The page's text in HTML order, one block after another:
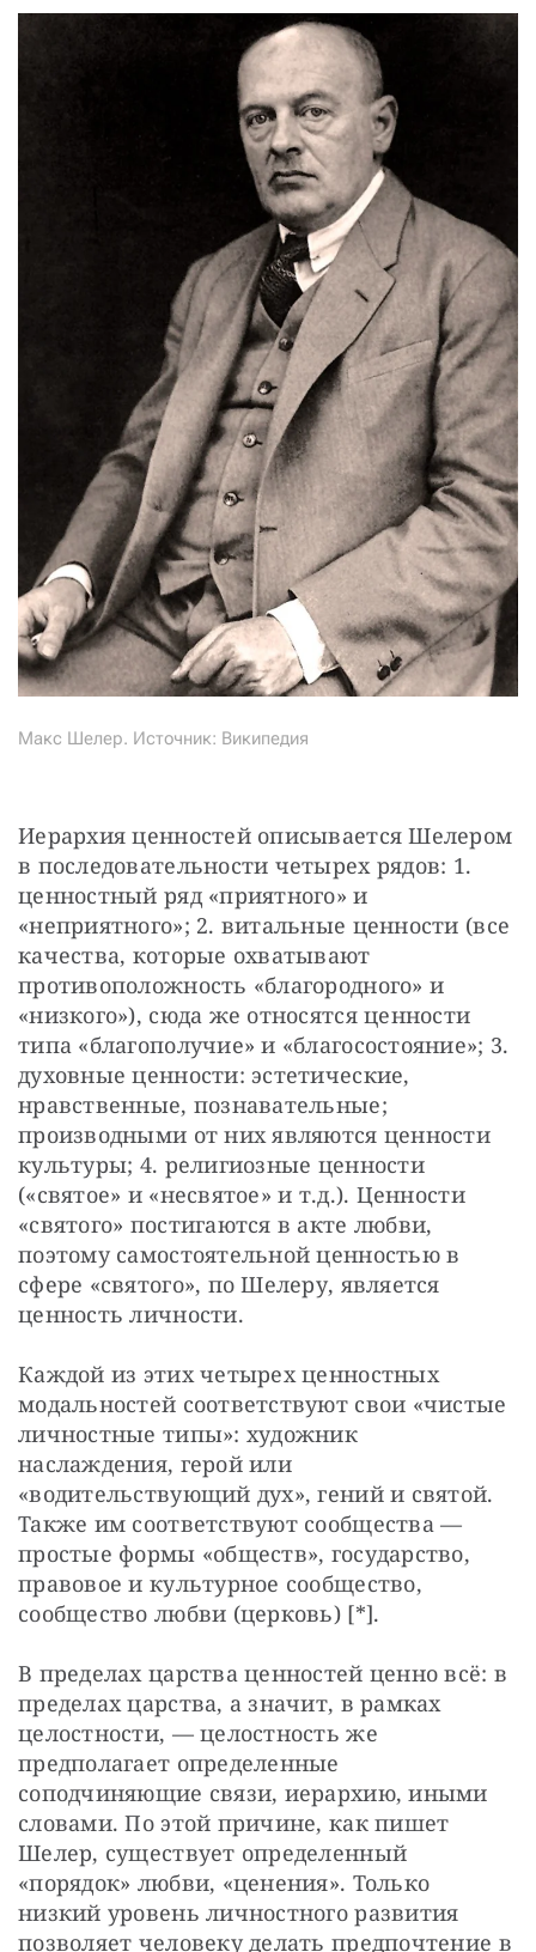
Макс Шелер. Источник: Википедия
Иерархия ценностей описывается Шелером
в последовательности четырех рядов: 1.
ценностный ряд «приятного» и
«неприятного»; 2. витальные ценности (все
качества, которые охватывают
противоположность «благородного» и
«низкого»), сюда же относятся ценности
типа «благополучие» и «благосостояние»; 3.
духовные ценности: эстетические,
нравственные, познавательные;
производными от них являются ценности
культуры; 4. религиозные ценности
(«святое» и «несвятое» и т.д.). Ценности
«святого» постигаются в акте любви,
поэтому самостоятельной ценностью в
сфере «святого», по Шелеру, является
ценность личности.
Каждой из этих четырех ценностных
модальностей соответствуют свои «чистые
личностные типы»: художник
наслаждения, герой или
«водительствующий дух», гений и святой.
Также им соответствуют сообщества —
простые формы «обществ», государство,
правовое и культурное сообщество,
сообщество любви (церковь) [*].
В пределах царства ценностей ценно всё: в
пределах царства, а значит, в рамках
целостности, — целостность же
предполагает определенные
соподчиняющие связи, иерархию, иными
словами. По этой причине, как пишет
Шелер, существует определенный
«порядок» любви, «ценения». Только
низкий уровень личностного развития
позволяет человеку делать предпочтение в